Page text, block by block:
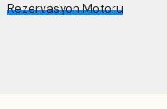
Rezervasyon Motoru